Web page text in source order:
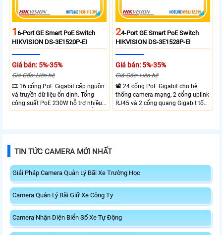
16-Port GE Smart PoE Switch
HIKVISION DS-3E1520P-EI
Giá bán: 5%-35%
Giá Gốc: Liên hệ
🎞 16 cổng PoE Gigabit cấp nguồn
và truyền dữ liệu ổn định. Tổng
công suất PoE 230W hỗ trợ nhiều
thiết bị cùng lúc. Tốc độ chuyển
24-Port GE Smart PoE Switch
HIKVISION DS-3E1528P-EI
Giá bán: 5%-35%
Giá Gốc: Liên hệ
📽 24 cổng PoE Gigabit cho hệ
thống camera mạng, 2 cổng uplink
RJ45 và 2 cổng quang Gigabit tốc
độ cao, Tổng công suất PoE 370W
TIN TỨC CAMERA MỚI NHẤT
Giải Pháp Camera Quản Lý Bãi Xe Trường Học
Camera Quản Lý Bãi Giữ Xe Công Ty
Camera Nhận Diện Biển Số Xe Tự Động